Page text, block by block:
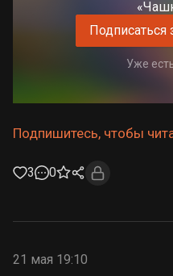
Подписаться
Уже
Подпишитесь, чтобы
3 0
21 мая 19:10